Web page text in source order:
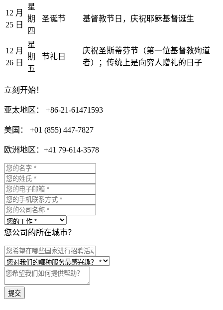
12 月
25 日
星
期
四
圣诞节 基督教节日，庆祝耶稣基督诞生
12 月
26 日
星
期
五
节礼日
庆祝圣斯蒂芬节（第一位基督教殉道
者）；传统上是向穷人赠礼的日子
立刻开始！
亚太地区： +86-21-61471593
美国： +01 (855) 447-7827
欧洲地区：+41 79-614-3578
您公司的所在城市？